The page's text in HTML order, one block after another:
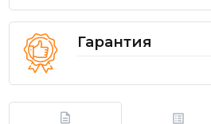
Гарантия